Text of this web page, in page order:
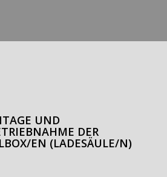
UND
DER
EN (LADESÄULE/N)